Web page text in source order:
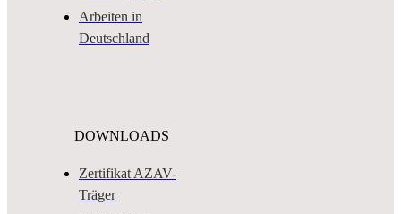
Arbeiten in
Deutschland
DOWNLOADS
Zertifikat AZAV-
Träger